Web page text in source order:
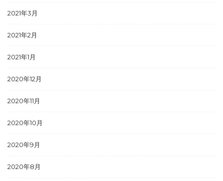
2021年3月
2021年2月
2021年1月
2020年12月
2020年11月
2020年10月
2020年9月
2020年8月